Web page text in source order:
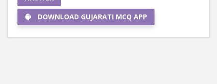
DOWNLOAD GUJARATI MCQ APP